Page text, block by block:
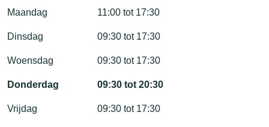
Maandag 11:00 tot 17:30
Dinsdag 09:30 tot 17:30
Woensdag 09:30 tot 17:30
Donderdag 09:30 tot 20:30
Vrijdag 09:30 tot 17:30